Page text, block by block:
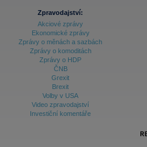
Zpravodajství:
Akciové zprávy
Ekonomické zprávy
Zprávy o měnách a sazbách
Zprávy o komoditách
Zprávy o HDP
ČNB
Grexit
Brexit
Volby v USA
Video zpravodajství
Investiční komentáře